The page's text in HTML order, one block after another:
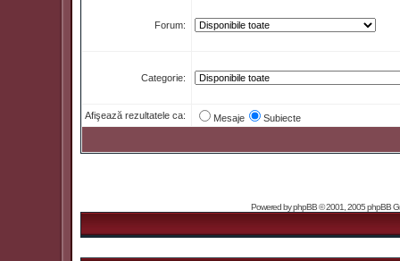
Forum:
Categorie:
Afişează rezultatele ca: Mesaje Subiecte
Powered byphpBB© 2001, 2005 phpBB